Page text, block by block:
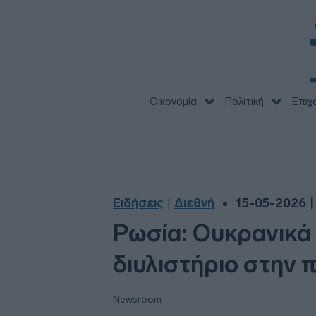
Οικονομία Πολιτική
Ειδήσεις Διεθνή 15-05-2026 |
Ρωσία:
διυλιστήριο στην
Newsroom